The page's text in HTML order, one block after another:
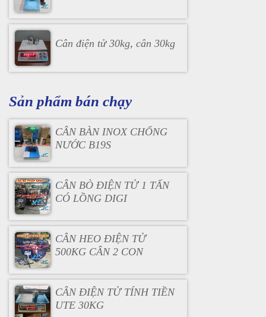
Cân điện tử 30kg, cân 30kg
Sản phẩm bán chạy
CÂN BÀN INOX CHỐNG
NƯỚC B19S
CÂN BÒ ĐIỆN TỬ 1 TẤN
CÓ LỒNG DIGI
CÂN HEO ĐIỆN TỬ
500KG CÂN 2 CON
CÂN ĐIỆN TỬ TÍNH TIỀN
UTE 30KG